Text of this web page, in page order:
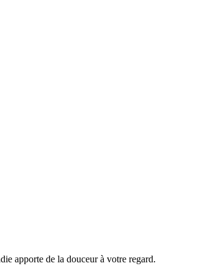
apporte de la douceur à votre regard.